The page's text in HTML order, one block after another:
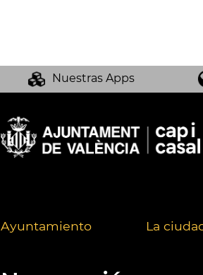
Nuestras Apps
Ayuntamiento La